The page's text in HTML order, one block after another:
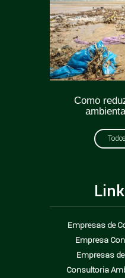
Como
Empresas de
Empresa
Empresas
Consultoria